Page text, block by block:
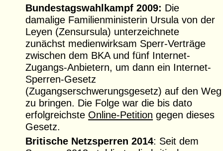
Bundestagswahlkampf 2009: Die
damalige Familienministerin Ursula von der
Leyen (Zensursula) unterzeichnete
zunächst medienwirksam Sperr-Verträge
zwischen dem BKA und fünf Internet-
Zugangs-Anbietern, um dann ein Internet-
Sperren-Gesetz
(Zugangserschwerungsgesetz) auf den Weg
zu bringen. Die Folge war die bis dato
erfolgreichste Online-Petition gegen dieses
Gesetz.
Britische Netzsperren 2014: Seit dem